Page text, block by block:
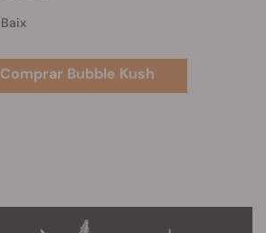
Baix
Comprar Bubble Kush